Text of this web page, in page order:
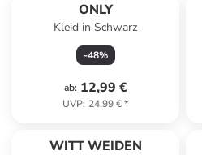
ONLY
Kleid in Schwarz
-48%
ab: 12,99 €
UVP: 24,99 €*
WITT WEIDEN